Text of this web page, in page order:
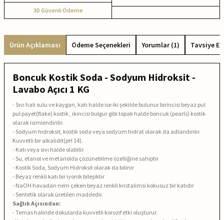
3D Güvenli Ödeme
Ürün Açıklaması Ödeme Seçenekleri Yorumlar (1) Tavsiye Et
Boncuk Kostik Soda - Sodyum Hidroksit -
Lavabo Açıcı 1 KG
- Sıvı hali sulu ve kaygan, katı halde ise iki şekilde bulunur birincisi beyaz pul
pul payet(flake) kostik , ikincisi bulgur gibi topak halde boncuk (pearls) kostik
olarak isimlendirilir.
- Sodyum hidroksit, kostik soda veya sodyum hidrat olarak da adlandırılır.
Kuvvetli bir alkalidit(pH 14).
- Katı veya sıvı halde olabilir.
- Su, etanol ve metanolda çözünebilme özelliğine sahiptir
- Kostik Soda, Sodyum Hidroksit olarak da bilinir
- Beyaz renkli katı bir iyonik bileşiktir
- NaOH havadan nem çeken beyaz renkli kristalimsi kokusuz bir katıdır
- Sentetik olarak üretilen maddedir.
Sağlık Açısından:
- Temas halinde dokularda kuvvetli korozif etki oluşturur.